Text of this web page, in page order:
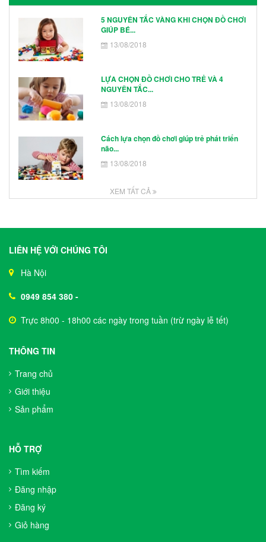
5 NGUYÊN TẮC VÀNG KHI CHỌN ĐỒ CHƠI
GIÚP BÉ...
13/08/2018
LỰA CHỌN ĐỒ CHƠI CHO TRẺ VÀ 4
NGUYÊN TẮC...
13/08/2018
Cách lựa chọn đồ chơi giúp trẻ phát triển
não...
13/08/2018
XEM TẤT CẢ
LIÊN HỆ VỚI CHÚNG TÔI
Hà Nội
0949 854 380 -
Trực 8h00 - 18h00 các ngày trong tuần (trừ ngày lễ tết)
THÔNG TIN
Trang chủ
Giới thiệu
Sản phẩm
HỖ TRỢ
Tìm kiếm
Đăng nhập
Đăng ký
Giỏ hàng